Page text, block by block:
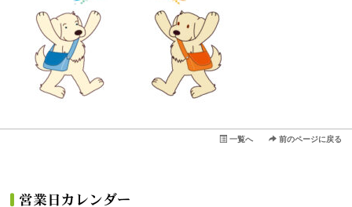
一覧へ 前のページに戻る